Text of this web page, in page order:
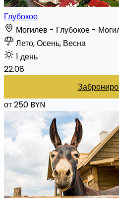
Глубокое
Могилев - Глубокое -
Лето, Осень, Весна
1 день
22.08
от 250 BYN